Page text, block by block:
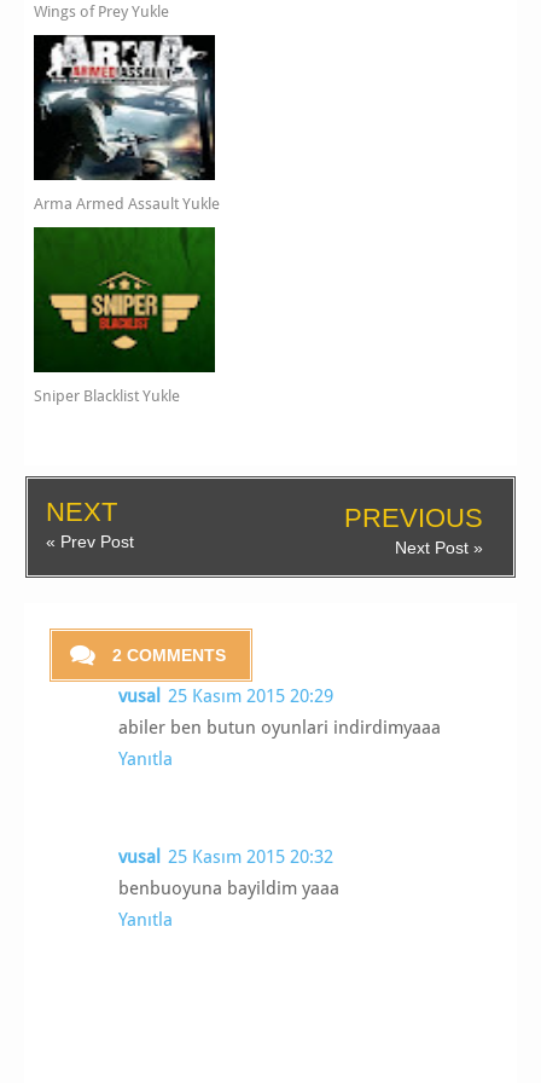
Wings of Prey Yukle
Arma Armed Assault Yukle
Sniper Blacklist Yukle
NEXT
« Prev Post
PREVIOUS
Next Post »
2 COMMENTS
vusal 25 Kasım 2015 20:29
abiler ben butun oyunlari indirdimyaaa
Yanıtla
vusal 25 Kasım 2015 20:32
benbuoyuna bayildim yaaa
Yanıtla